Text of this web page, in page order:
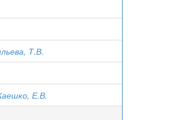
Т.В.
Е.В.